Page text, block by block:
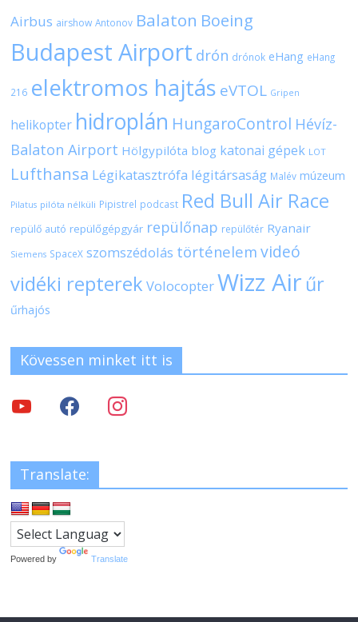
Airbus airshow Antonov Balaton Boeing
Budapest Airport drón drónok eHang eHang
216 elektromos hajtás eVTOL Gripen
helikopter hidroplán HungaroControl Hévíz-
Balaton Airport Hölgypilóta blog katonai gépek LOT
Lufthansa Légikatasztrófa légitársaság Malév múzeum
Pilatus pilóta nélküli Pipistrel podcast Red Bull Air Race
repülő autó repülőgépgyár repülőnap repülőtér Ryanair
Siemens SpaceX szomszédolás történelem videó
vidéki repterek VolocopterWizz Air űr
űrhajós
Kövessen minket itt is
Translate:
Powered by Translate